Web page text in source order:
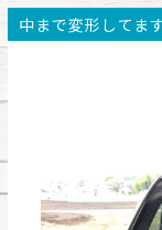
中まで変形してます